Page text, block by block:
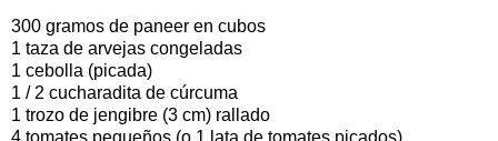
300 gramos de paneer en cubos
1 taza de arvejas congeladas
1 cebolla (picada)
1 / 2 cucharadita de cúrcuma
1 trozo de jengibre (3 cm) rallado
4 tomates pequeños (o 1 lata de tomates picados)